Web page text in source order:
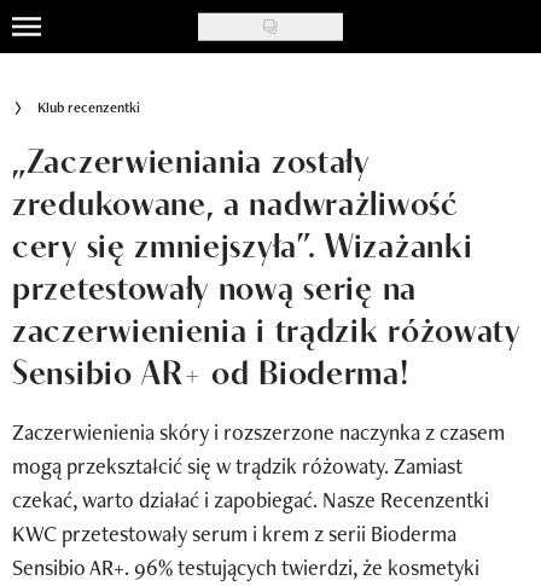
Skip
to
content
Ślub i wesele
Styl życia
Nasze akcje
Inspiracje
Klub Recenzentki
Newsy
Newsletter
Klub recenzentki
„Zaczerwieniania zostały
zredukowane, a nadwrażliwość
cery się zmniejszyła”. Wizażanki
przetestowały nową serię na
zaczerwienienia i trądzik różowaty
Sensibio AR+ od Bioderma!
Zaczerwienienia skóry i rozszerzone naczynka z czasem
mogą przekształcić się w trądzik różowaty. Zamiast
czekać, warto działać i zapobiegać. Nasze Recenzentki
KWC przetestowały serum i krem z serii Bioderma
Sensibio AR+. 96% testujących twierdzi, że kosmetyki